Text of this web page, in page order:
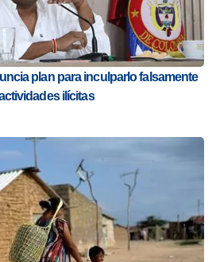
plan para inculparlo falsamente
ilícitas